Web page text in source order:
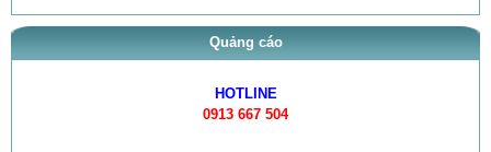
Quảng cáo
HOTLINE
0913 667 504